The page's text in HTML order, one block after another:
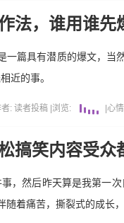
法，谁用谁先
一篇具有潜质的爆文，当
近的事。
者: 读者投稿 浏览: 心
搞笑内容受众
，然后昨天算是我第一
随着痛苦，撕裂式的成长